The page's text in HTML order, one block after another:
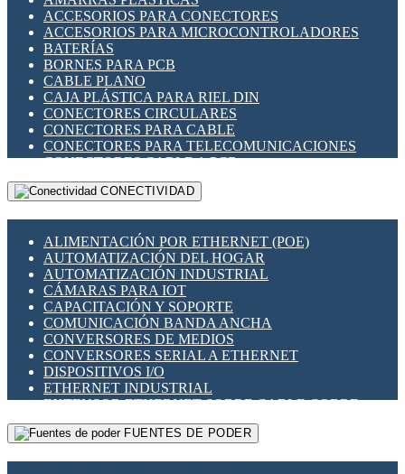
INDICADORES PARA PANEL
INTERFACES DE RELÉ
INTERRUPTORES FIN DE CARRERA
LLAVES CONMUTADORAS
MEDIDORES DE ENERGÍA Y TC'S DE CORRIENTE
MOTORES PASO A PASO
PANTALLAS HMI
PLC -CONTROLADORES LÓGICO PROGRAMABLES
PROGRAMADORES DE HORARIO
RELÉS DE PROTECCIÓN
SENSORES CAPACITIVOS
SENSORES INDUCTIVOS
TEMPORIZADORES
VARIACS
VARIADORES DE FRECUENCIA [VDF]
SECCIONADORES - INTERRUPTORES
MAQUINARIA
ACCESORIOS PARA CONECTORES
ACCESORIOS PARA MICROCONTROLADORES
BATERÍAS
BORNES PARA PCB
CABLE PLANO
CAJA PLÁSTICA PARA RIEL DIN
CONECTORES CIRCULARES
CONECTORES PARA CABLE
CONECTORES PARA TELECOMUNICACIONES
CONECTORES CABLE A PCB
CONECTORES PCB A CABLE
DIP SWITCHES
HERRAMIENTAS VARIAS
ILUMINACIÓN LED
INTERRUPTORES REED
INTERFACES DE RELÉ
OTROS RELÉS
PROTECCIÓN TÉRMICA
RELÉS AUTOMOTRICES
RELÉS DE SEÑAL
RELÉS DE ESTADO SÓLIDO SSR
RELÉS INDUSTRIALES
RELÉS MINIATURA DE POTENCIA
SENSORES MAGNÉTICOS
CONECTIVIDAD
ALIMENTACIÓN POR ETHERNET (POE)
AUTOMATIZACIÓN DEL HOGAR
AUTOMATIZACIÓN INDUSTRIAL
CÁMARAS PARA IOT
CAPACITACIÓN Y SOPORTE
COMUNICACIÓN BANDA ANCHA
CONVERSORES DE MEDIOS
CONVERSORES SERIAL A ETHERNET
DISPOSITIVOS I/O
ETHERNET INDUSTRIAL
EXTENSOR ETHERNET SOBRE CABLE COBRE
GATEWAY LORAWAN
GESTIÓN DE REDESFUENTES DE PODER